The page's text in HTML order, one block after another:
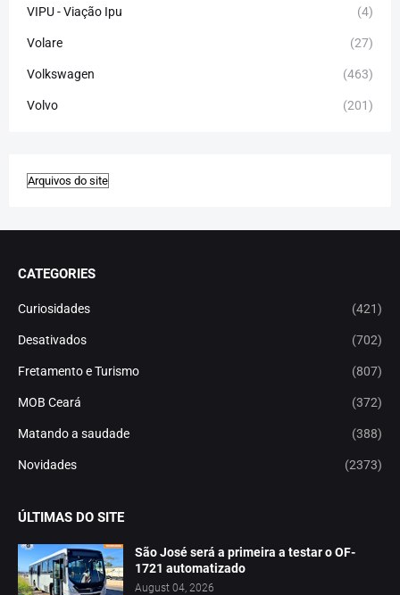
VIPU - Viação Ipu (4)
Volare (27)
Volkswagen (463)
Volvo (201)
CATEGORIES
Curiosidades (421)
Desativados (702)
Fretamento e Turismo (807)
MOB Ceará (372)
Matando a saudade (388)
Novidades (2373)
ÚLTIMAS DO SITE
São José será a primeira a testar o OF-
1721 automatizado
August 04, 2026